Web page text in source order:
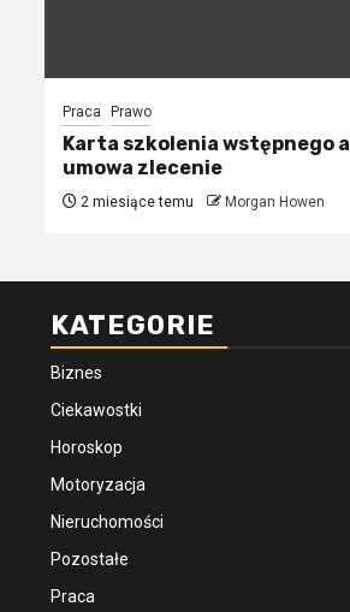
Praca Prawo
Karta szkolenia wstępnego a
umowa zlecenie
2 miesiące temu Morgan Howen
KATEGORIE
Biznes
Ciekawostki
Horoskop
Motoryzacja
Nieruchomości
Pozostałe
Praca